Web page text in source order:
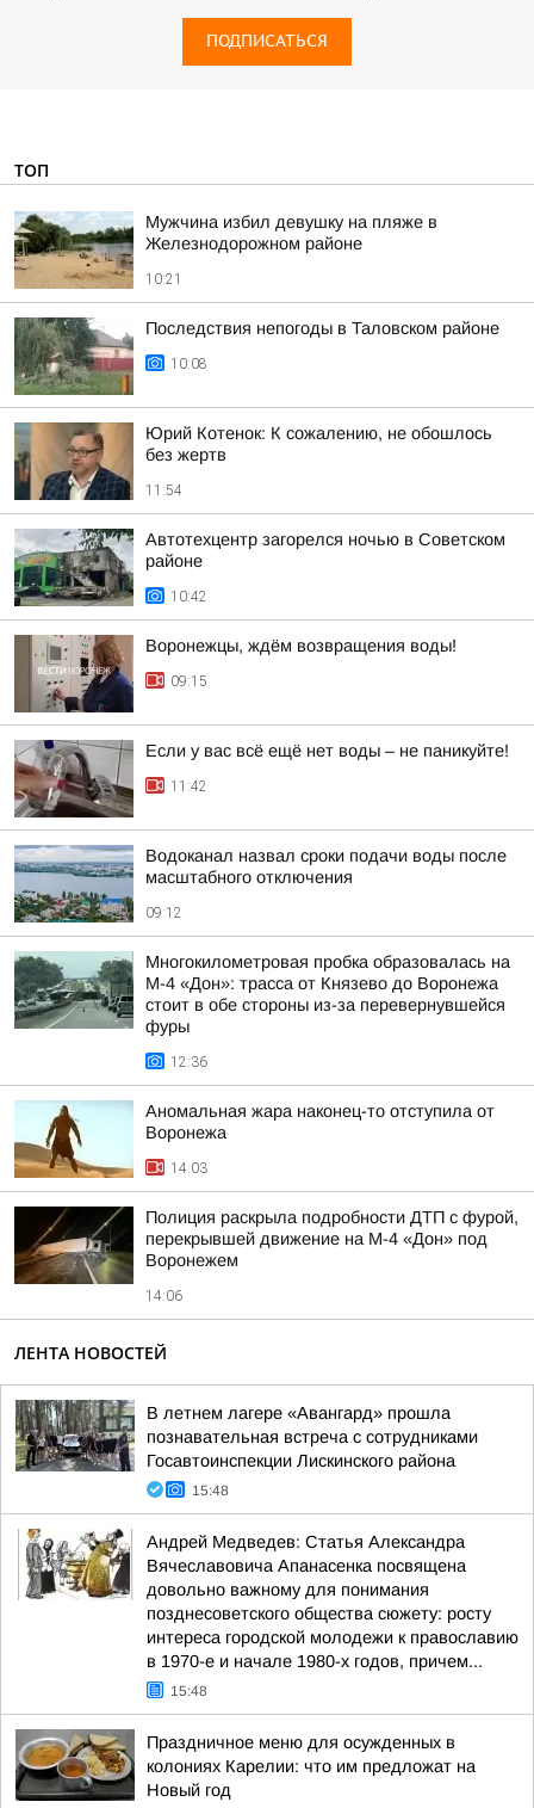
ПОДПИСАТЬСЯ
ТОП
Мужчина избил девушку на пляже в
Железнодорожном районе
10:21
Последствия непогоды в Таловском районе
10:08
Юрий Котенок: К сожалению, не обошлось
без жертв
11:54
Автотехцентр загорелся ночью в Советском
районе
10:42
Воронежцы, ждём возвращения воды!
09:15
Если у вас всё ещё нет воды – не паникуйте!
11:42
Водоканал назвал сроки подачи воды после
масштабного отключения
09:12
Многокилометровая пробка образовалась на
М-4 «Дон»: трасса от Князево до Воронежа
стоит в обе стороны из-за перевернувшейся
фуры
12:36
Аномальная жара наконец-то отступила от
Воронежа
14:03
Полиция раскрыла подробности ДТП с фурой,
перекрывшей движение на М-4 «Дон» под
Воронежем
14:06
ЛЕНТА НОВОСТЕЙ
В летнем лагере «Авангард» прошла
познавательная встреча с сотрудниками
Госавтоинспекции Лискинского района
15:48
Андрей Медведев: Статья Александра
Вячеславовича Апанасенка посвящена
довольно важному для понимания
позднесоветского общества сюжету: росту
интереса городской молодежи к православию
в 1970-е и начале 1980-х годов, причем...
15:48
Праздничное меню для осужденных в
колониях Карелии: что им предложат на
Новый год